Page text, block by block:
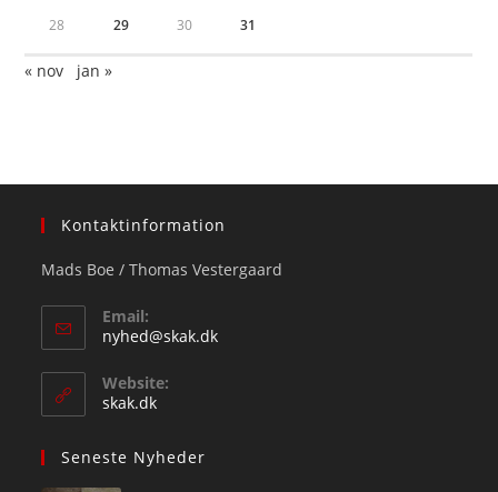
28 29 30 31
« nov jan »
Kontaktinformation
Mads Boe / Thomas Vestergaard
Email:
nyhed@skak.dkOpens
Website:
skak.dk
Seneste Nyheder